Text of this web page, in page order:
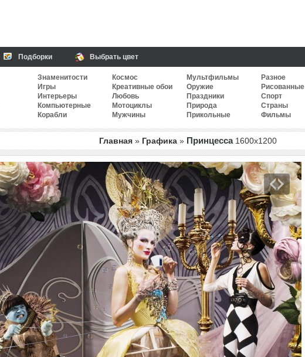
Подборки Выбрать цвет
Знаменитости
Игры
Интерьеры
Компьютерные
Корабли
Космос
Креативные обои
Любовь
Мотоциклы
Мужчины
Мультфильмы
Оружие
Праздники
Природа
Прикольные
Разное
Рисованные
Спорт
Страны
Фильмы
Главная» Графика» Принцесса 1600x1200